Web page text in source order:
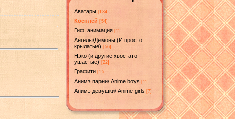
Аватары [134]
Косплей [54]
Гиф, анимация [11]
Ангелы/Демоны (И просто
крылатые) [56]
Нэко (и другие хвостато-
ушастые) [22]
Графити [15]
Анимэ парни/ Anime boys [11]
Анимэ девушки/ Anime girls [7]